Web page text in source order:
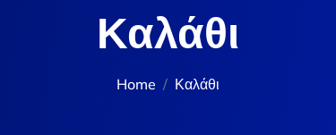
Καλάθι
Home Καλάθι